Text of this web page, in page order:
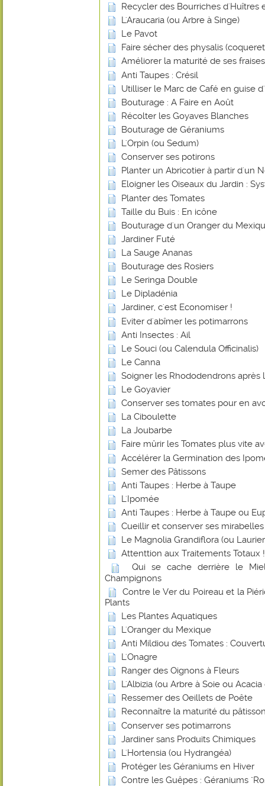
Recycler des Bourriches d'Huîtres
L'Araucaria (ou Arbre à Singe)
Le Pavot
Faire sécher des physalis
Améliorer la maturité de ses
Anti Taupes : Crésil
Utilliser le Marc de Café en guise
Bouturage : A Faire en Août
Récolter les Goyaves Blanches
Bouturage de Géraniums
L'Orpin (ou Sedum)
Conserver ses potirons
Planter un Abricotier à partir d'un
Eloigner les Oiseaux du Jardin :
Planter des Tomates
Taille du Buis : En icône
Bouturage d'un Oranger du
Jardiner Futé
La Sauge Ananas
Bouturage des Rosiers
Le Seringa Double
Le Dipladénia
Jardiner, c'est Economiser !
Eviter d'abîmer les potimarrons
Anti Insectes : Ail
Le Souci (ou Calendula Officinalis)
Le Canna
Soigner les Rhododendrons après
Le Goyavier
Conserver ses tomates pour en
La Ciboulette
La Joubarbe
Faire mûrir les Tomates plus vite
Accélérer la Germination des
Semer des Pâtissons
Anti Taupes : Herbe à Taupe
L'Ipomée
Anti Taupes : Herbe à Taupe ou
Cueillir et conserver ses mirabelles
Le Magnolia Grandiflora (ou
Attenttion aux Traitements Totaux !
Qui se cache derrière le
Champignons
Contre le Ver du Poireau et la
Plants
Les Plantes Aquatiques
L'Oranger du Mexique
Anti Mildiou des Tomates :
L'Onagre
Ranger des Oignons à Fleurs
L'Albizia (ou Arbre à Soie ou
Ressemer des Oeillets de Poête
Reconnaître la maturité du
Conserver ses potimarrons
Jardiner sans Produits Chimiques
L'Hortensia (ou Hydrangéa)
Protéger les Géraniums en Hiver
Contre les Guêpes : Géraniums